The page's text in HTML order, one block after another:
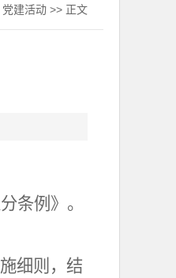
党建活动 >> 正文
条例》。
细则，结